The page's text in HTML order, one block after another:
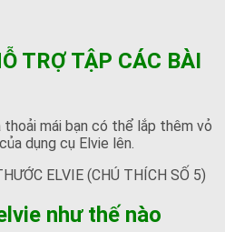
TRỢ TẬP CÁC BÀI
thoải mái bạn có thể lắp thêm vỏ
dụng cụ Elvie lên.
ELVIE (CHÚ THÍCH SỐ 5)
như thế nào